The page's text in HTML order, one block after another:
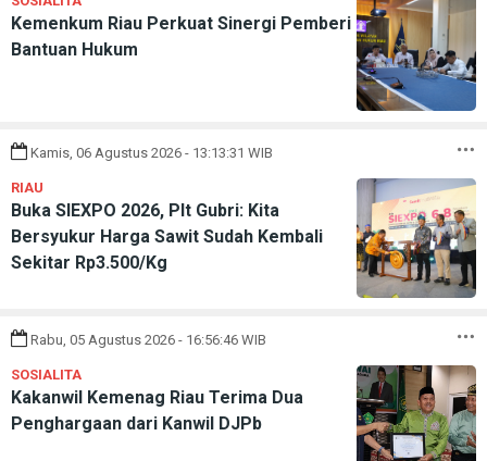
Kemenkum Riau Perkuat Sinergi Pemberi
Bantuan Hukum
Kamis, 06 Agustus 2026 - 13:13:31 WIB
RIAU
Buka SIEXPO 2026, Plt Gubri: Kita
Bersyukur Harga Sawit Sudah Kembali
Sekitar Rp3.500/Kg
Rabu, 05 Agustus 2026 - 16:56:46 WIB
SOSIALITA
Kakanwil Kemenag Riau Terima Dua
Penghargaan dari Kanwil DJPb